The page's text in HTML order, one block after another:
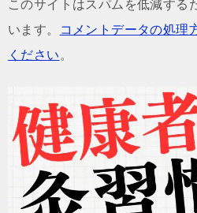
このサイトはスパムを低減する
います。
コメントデータの処理
ください 。